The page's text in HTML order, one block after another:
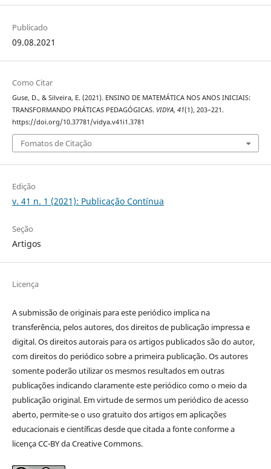
Publicado
09.08.2021
Como Citar
Guse, D., & Silveira, E. (2021). ENSINO DE MATEMÁTICA NOS ANOS INICIAIS:
TRANSFORMANDO PRÁTICAS PEDAGÓGICAS. VIDYA, 41(1), 203–221.
https://doi.org/10.37781/vidya.v41i1.3781
Fomatos de Citação
Edição
v. 41 n. 1 (2021): Publicação Contínua
Seção
Artigos
Licença
A submissão de originais para este periódico implica na
transferência, pelos autores, dos direitos de publicação impressa e
digital. Os direitos autorais para os artigos publicados são do autor,
com direitos do periódico sobre a primeira publicação. Os autores
somente poderão utilizar os mesmos resultados em outras
publicações indicando claramente este periódico como o meio da
publicação original. Em virtude de sermos um periódico de acesso
aberto, permite-se o uso gratuito dos artigos em aplicações
educacionais e científicas desde que citada a fonte conforme a
licença CC-BY da Creative Commons.